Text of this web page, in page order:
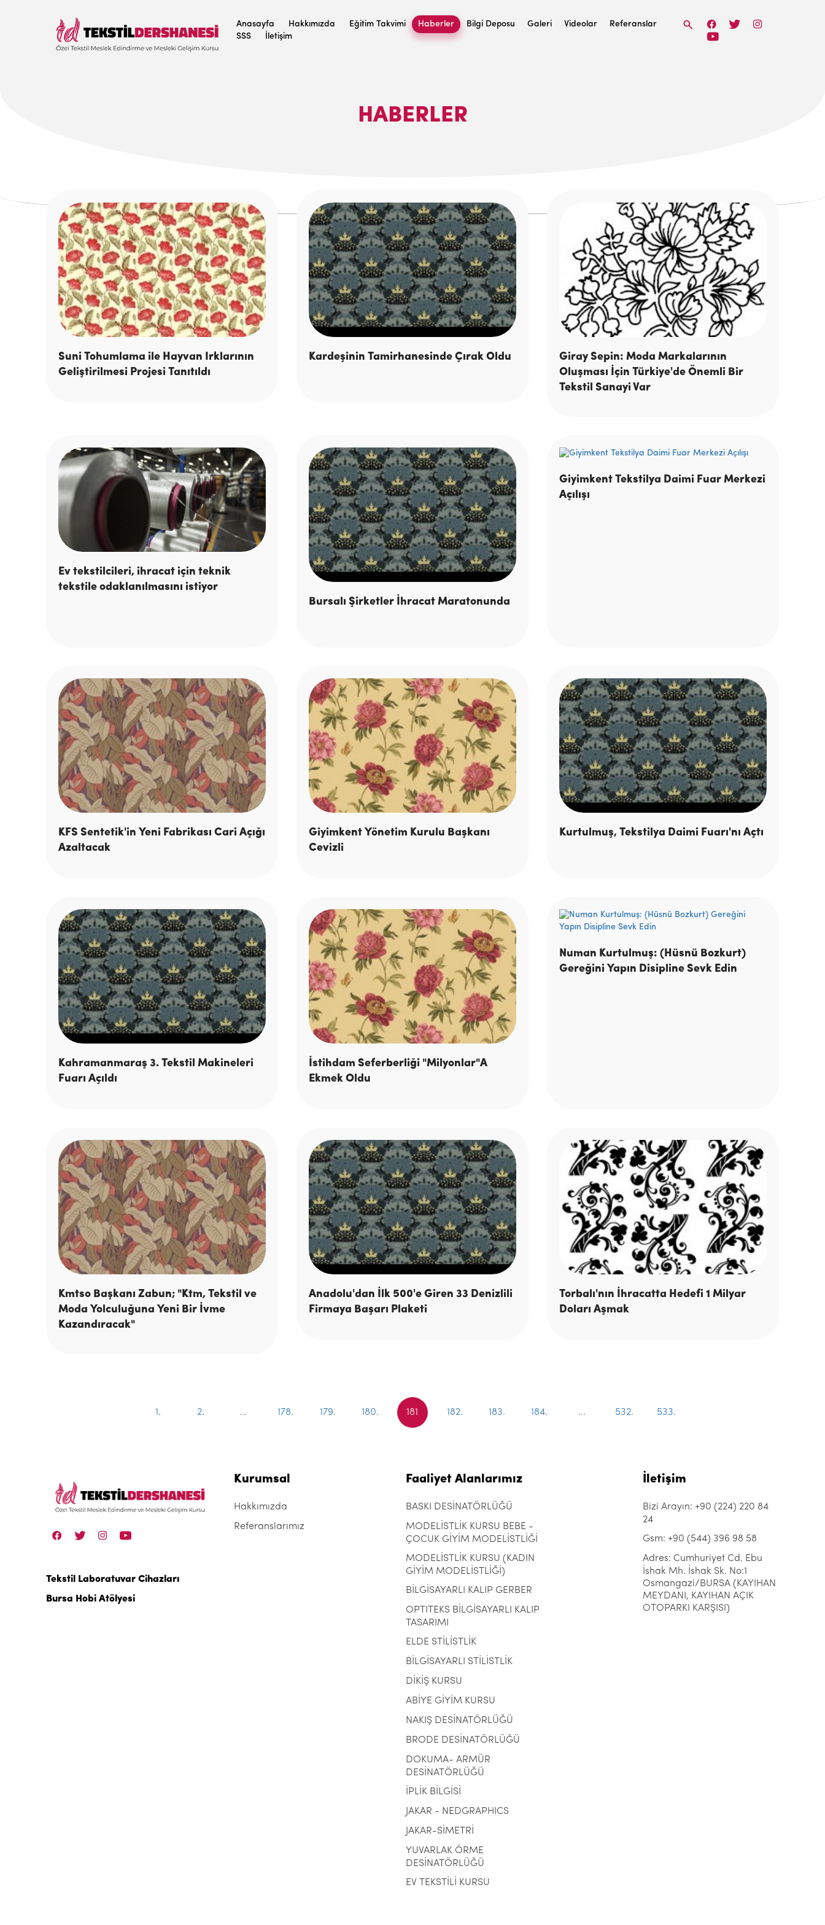
Anasayfa Hakkımızda Eğitim Takvimi Haberler Bilgi Deposu Galeri Videolar
Referanslar
SSS
İletişim
HABERLER
Suni Tohumlama ile Hayvan Irklarının
Geliştirilmesi Projesi Tanıtıldı
Kardeşinin Tamirhanesinde Çırak Oldu
Giray Sepin: Moda Markalarının
Oluşması İçin Türkiye'de Önemli Bir
Tekstil Sanayi Var
Ev tekstilcileri, ihracat için teknik
tekstile odaklanılmasını istiyor
Bursalı Şirketler İhracat Maratonunda
Giyimkent Tekstilya Daimi Fuar Merkezi
Açılışı
KFS Sentetik'in Yeni Fabrikası Cari Açığı
Azaltacak
Giyimkent Yönetim Kurulu Başkanı
Cevizli
Kurtulmuş, Tekstilya Daimi Fuarı'nı Açtı
Kahramanmaraş 3. Tekstil Makineleri
Fuarı Açıldı
İstihdam Seferberliği "Milyonlar"A
Ekmek Oldu
Numan Kurtulmuş: (Hüsnü Bozkurt)
Gereğini Yapın Disipline Sevk Edin
Kmtso Başkanı Zabun; "Ktm, Tekstil ve
Moda Yolculuğuna Yeni Bir İvme
Kazandıracak"
Anadolu'dan İlk 500'e Giren 33 Denizlili
Firmaya Başarı Plaketi
Torbalı'nın İhracatta Hedefi 1 Milyar
Doları Aşmak
1. 2. ... 178. 179. 180. 181 182. 183. 184. ... 532. 533.
Tekstil Laboratuvar Cihazları
Bursa Hobi Atölyesi
Kurumsal
Hakkımızda
Referanslarımız
Faaliyet Alanlarımız
BASKI DESİNATÖRLÜĞÜ
MODELİSTLİK KURSU BEBE -
ÇOCUK GİYİM MODELİSTLİĞİ
MODELİSTLİK KURSU (KADIN
GİYİM MODELİSTLİĞİ)
BİLGİSAYARLI KALIP GERBER
OPTITEKS BİLGİSAYARLI KALIP
TASARIMI
ELDE STİLİSTLİK
BİLGİSAYARLI STİLİSTLİK
DİKİŞ KURSU
ABİYE GİYİM KURSU
NAKIŞ DESİNATÖRLÜĞÜ
BRODE DESİNATÖRLÜĞÜ
DOKUMA- ARMÜR
DESİNATÖRLÜĞÜ
İPLİK BİLGİSİ
JAKAR - NEDGRAPHICS
JAKAR-SİMETRİ
YUVARLAK ÖRME
DESİNATÖRLÜĞÜ
EV TEKSTİLİ KURSU
İletişim
Bizi Arayın: +90 (224) 220 84
24
Gsm: +90 (544) 396 98 58
Adres: Cumhuriyet Cd. Ebu
İshak Mh. İshak Sk. No:1
Osmangazi/BURSA (KAYIHAN
MEYDANI, KAYIHAN AÇIK
OTOPARKI KARŞISI)